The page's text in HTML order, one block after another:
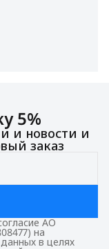
5%
и новости и
заказ
АО
на
в целях